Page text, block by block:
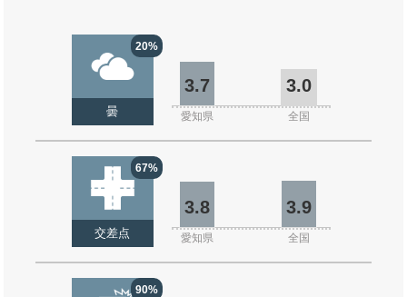
20%
曇
3.7 3.0
愛知県 全国
67%
交差点
3.8 3.9
愛知県 全国
90%